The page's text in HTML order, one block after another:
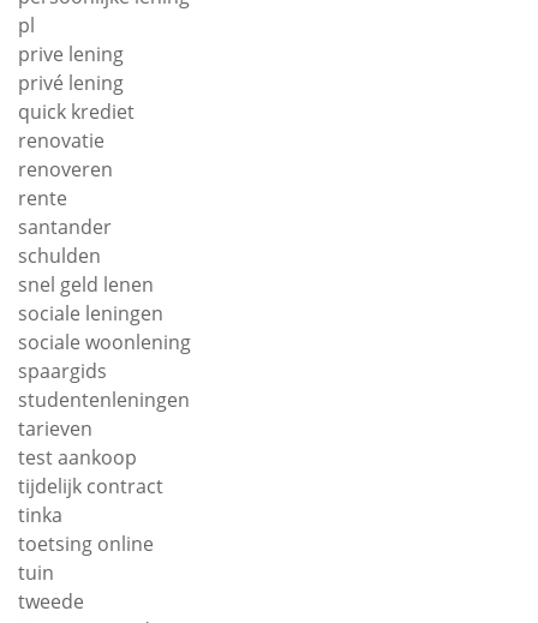
pl
prive lening
privé lening
quick krediet
renovatie
renoveren
rente
santander
schulden
snel geld lenen
sociale leningen
sociale woonlening
spaargids
studentenleningen
tarieven
test aankoop
tijdelijk contract
tinka
toetsing online
tuin
tweede